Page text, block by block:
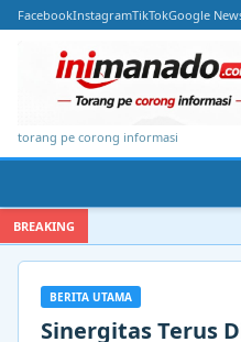
FacebookInstagramTikTokGoogle
torang pe corong informasi
BREAKING
BERITA UTAMA
Sinergitas Terus